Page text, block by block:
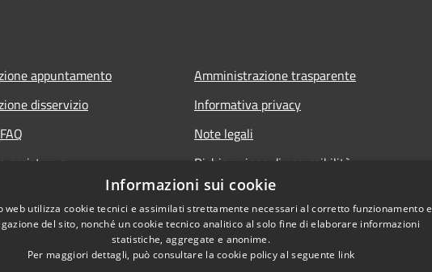
appuntamento
disservizio
assistenza
Amministrazione trasparente
Informativa privacy
Note legali
Dichiarazione di accessibilità
Informazioni sui cookie
web utilizza cookie tecnici e assimilati strettamente necessari al corretto funzionamento e
del sito, nonché un cookie tecnico analitico al solo fine di elaborare informazioni
statistiche, aggregate e anonime.
Per maggiori dettagli, può consultare la cookie policy al seguente link